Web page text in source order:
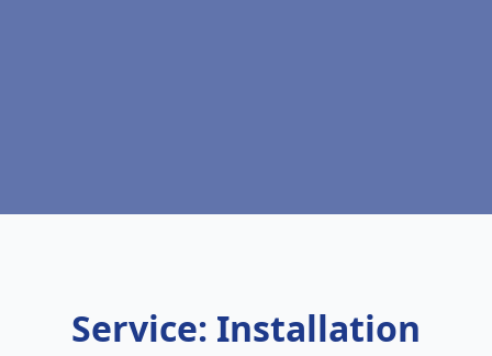
Service: Installation